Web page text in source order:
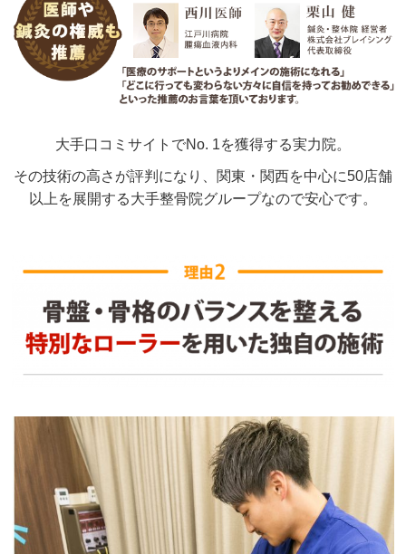
大手口コミサイトでNo. 1を獲得する実力院。
その技術の高さが評判になり、関東・関西を中心に50店舗
以上を展開する大手整骨院グループなので安心です。